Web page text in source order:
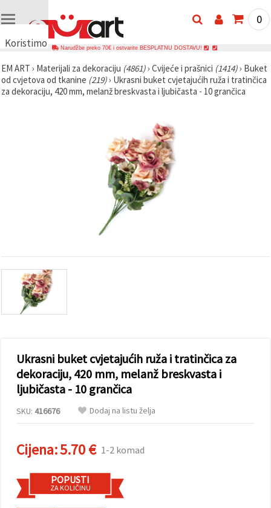
Koristimo
🍪
Koristimo
kolačiće i
prikazivali
sadržaj i
oglase,
uključujući
uz pomoć
naših
Možete
pristati na
korištenje
kolačića
klikom na
"Prihvati
sve!" Ili
svoje
preferencije
Postavkama
odabirom
određene
0
Narudžbe preko 70€ i ostvarite BESPLATNU DOSTAVU!
EM ART › Materijali za dekoraciju (4861)› Cvijeće i prašnici (1414)› Buket
od cvjetova od tkanine (219)› Ukrasni buket cvjetajućih ruža i tratinčica
za dekoraciju, 420 mm, melanž breskvasta i ljubičasta - 10 grančica
Ukrasni buket cvjetajućih ruža i tratinčica za
dekoraciju, 420 mm, melanž breskvasta i
ljubičasta - 10 grančica
SKU: 416676 Dodaj na listu želja
Cijena:5.70 € 1-2 komad
POPUSTI
ZA KOLIČINU